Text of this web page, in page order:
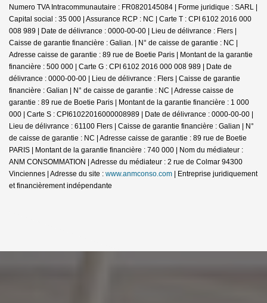
Numero TVA Intracommunautaire : FR0820145084 | Forme juridique : SARL |
Capital social : 35 000 | Assurance RCP : NC | Carte T : CPI 6102 2016 000
008 989 | Date de délivrance : 0000-00-00 | Lieu de délivrance : Flers |
Caisse de garantie financière : Galian. | N° de caisse de garantie : NC |
Adresse caisse de garantie : 89 rue de Boetie Paris | Montant de la garantie
financière : 500 000 | Carte G : CPI 6102 2016 000 008 989 | Date de
délivrance : 0000-00-00 | Lieu de délivrance : Flers | Caisse de garantie
financière : Galian | N° de caisse de garantie : NC | Adresse caisse de
garantie : 89 rue de Boetie Paris | Montant de la garantie financière : 1 000
000 | Carte S : CPI61022016000008989 | Date de délivrance : 0000-00-00 |
Lieu de délivrance : 61100 Flers | Caisse de garantie financière : Galian | N°
de caisse de garantie : NC | Adresse caisse de garantie : 89 rue de Boetie
PARIS | Montant de la garantie financière : 740 000 | Nom du médiateur :
ANM CONSOMMATION | Adresse du médiateur : 2 rue de Colmar 94300
Vinciennes | Adresse du site : www.anmconso.com | Entreprise juridiquement
et financièrement indépendante